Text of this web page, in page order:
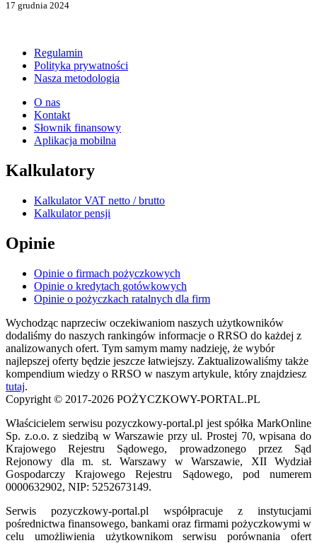
17 grudnia 2024
Regulamin
Polityka prywatności
Nasza metodologia
O nas
Kontakt
Słownik finansowy
Aplikacja mobilna
Kalkulatory
Kalkulator VAT netto / brutto
Kalkulator pensji
Opinie
Opinie o firmach pożyczkowych
Opinie o kredytach gotówkowych
Opinie o pożyczkach ratalnych dla firm
Wychodząc naprzeciw oczekiwaniom naszych użytkowników
dodaliśmy do naszych rankingów informacje o RRSO do każdej z
analizowanych ofert. Tym samym mamy nadzieję, że wybór
najlepszej oferty będzie jeszcze łatwiejszy. Zaktualizowaliśmy także
kompendium wiedzy o RRSO w naszym artykule, który znajdziesz
tutaj.
Copyright © 2017-2026 POŻYCZKOWY-PORTAL.PL
Właścicielem serwisu pozyczkowy-portal.pl jest spółka MarkOnline
Sp. z.o.o. z siedzibą w Warszawie przy ul. Prostej 70, wpisana do
Krajowego Rejestru Sądowego, prowadzonego przez Sąd
Rejonowy dla m. st. Warszawy w Warszawie, XII Wydział
Gospodarczy Krajowego Rejestru Sądowego, pod numerem
0000632902, NIP: 5252673149.
Serwis pozyczkowy-portal.pl współpracuje z instytucjami
pośrednictwa finansowego, bankami oraz firmami pożyczkowymi w
celu umożliwienia użytkownikom serwisu porównania ofert